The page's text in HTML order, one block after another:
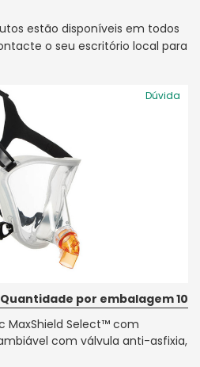
estão disponíveis em todos
o seu escritório local para
Dúvida
Quantidade por embalagem 10
MaxShield Select™ com
com válvula anti-asfixia,